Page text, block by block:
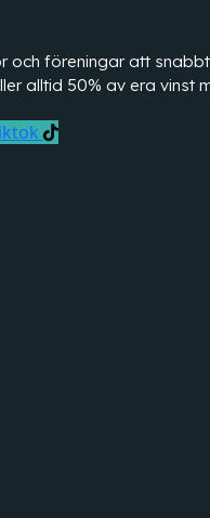
föreningar att
alltid 50% av era vinst